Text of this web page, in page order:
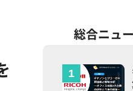
総合ニュ